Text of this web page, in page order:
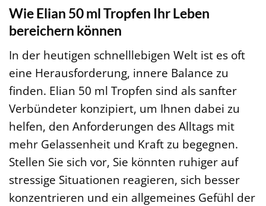
Wie Elian 50 ml Tropfen Ihr Leben
bereichern können
In der heutigen schnelllebigen Welt ist es oft
eine Herausforderung, innere Balance zu
finden. Elian 50 ml Tropfen sind als sanfter
Verbündeter konzipiert, um Ihnen dabei zu
helfen, den Anforderungen des Alltags mit
mehr Gelassenheit und Kraft zu begegnen.
Stellen Sie sich vor, Sie könnten ruhiger auf
stressige Situationen reagieren, sich besser
konzentrieren und ein allgemeines Gefühl der